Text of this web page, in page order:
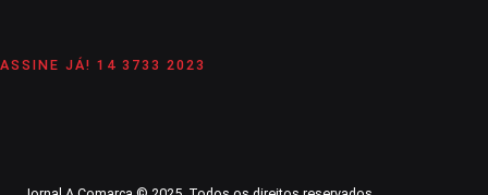
ASSINE JÁ! 14 3733 2023